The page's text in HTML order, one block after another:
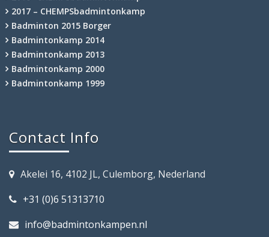
2017 – CHEMPSbadmintonkamp
Badminton 2015 Borger
Badmintonkamp 2014
Badmintonkamp 2013
Badmintonkamp 2000
Badmintonkamp 1999
Contact Info
Akelei 16, 4102 JL, Culemborg, Nederland
+31 (0)6 51313710
info@badmintonkampen.nl